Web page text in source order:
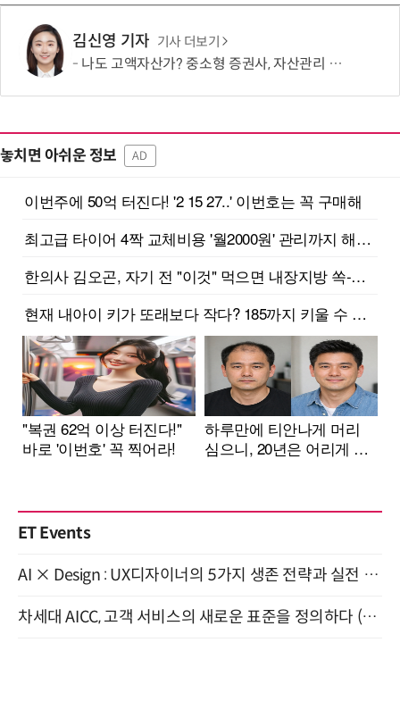
김신영 기자 기사 더보기
나도 고액자산가? 중소형 증권사, 자산관리 문턱 낮췄다
놓치면 아쉬운 정보 AD
ET Events
AI × Design : UX디자이너의 5가지 생존 전략과 실전 대응 8월 28일 개최
차세대 AICC, 고객 서비스의 새로운 표준을 정의하다 (9/9)